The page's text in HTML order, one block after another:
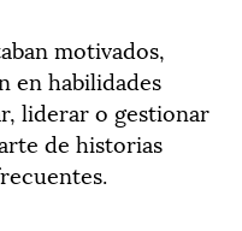
motivados,
en habilidades
liderar o gestionar
de historias